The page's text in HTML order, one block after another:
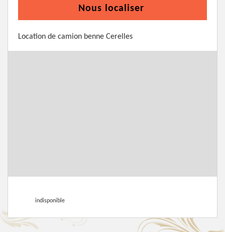
Nous localiser
Location de camion benne Cerelles
indisponible